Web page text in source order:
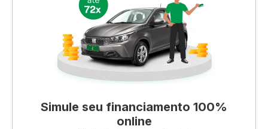
Simule seu financiamento 100%
online